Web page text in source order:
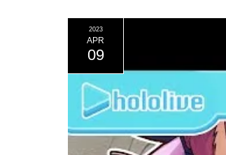
2023
APR
09